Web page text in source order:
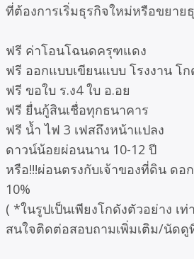
ที่ต้องการเริ่มธุรกิจใหม่หรือขยาย
ฟรี ค่าโอนโฉนดครุฑแดง
ฟรี ออกแบบเขียนแบบ โรงงาน โก
ฟรี ขอใบ ร.ง4 ใบ อ.อย
ฟรี ยื่นกู้สินเชื่อทุกธนาคาร
ฟรี น้ำ ไฟ 3 เฟสถึงหน้าแปลง
ดาวน์น้อยผ่อนนาน 10-12 ปี
หรือ!!!ผ่อนตรงกับเจ้าของที่ดิน ดอ
10%
( *ในรูปเป็นเพียงโกดังตัวอย่าง เ
สนใจติดต่อสอบถามเพิ่มเติม/นัด